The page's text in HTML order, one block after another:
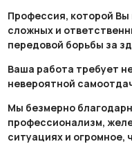
Профессия, которой Вы
сложных и
передовой борьбы за
Ваша работа требует
невероятной
Мы безмерно
профессионализм,
ситуациях и огромное,